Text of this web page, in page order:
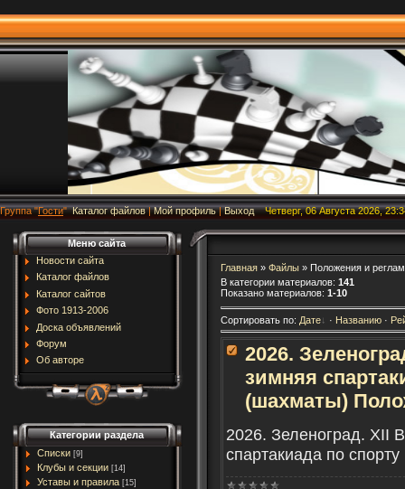
Группа"Гости" Каталог файлов |Мой профиль |Выход Четверг, 06 Августа 2026,
Меню сайта
Новости сайта
Каталог файлов
Каталог сайтов
Фото 1913-2006
Доска объявлений
Форум
Об авторе
Категории раздела
Списки [9]
Клубы и секции [14]
Уставы и правила [15]
Главная » Файлы » Положения и
В категории материалов: 141
Показано материалов: 1-10
Сортировать по: Дате · Названию ·
2026.
зимняя
(шахматы)
2026. Зеленоград. XII
спартакиада по